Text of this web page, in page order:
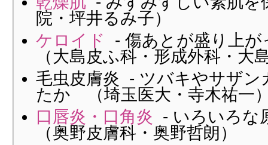
院・坪井るみ子）
ケロイド
- 傷あとが盛り上
（大島皮ふ科・形成外科・大
毛虫皮膚炎 - ツバキやサザン
たか （埼玉医大・寺木祐一
口唇炎・口角炎 - いろいろ
（奥野皮膚科・奥野哲朗）